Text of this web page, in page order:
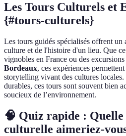
Les Tours Culturels et
{#tours-culturels}
Les tours guidés spécialisés offrent un
culture et de l'histoire d'un lieu. Que
vignobles en France ou des
Bordeaux, ces expériences
storytelling vivant des cultures locales.
durables, ces tours sont souvent bien
soucieux de l’environnement.
🧠 Quiz rapide : Quelle
culturelle aimeriez-